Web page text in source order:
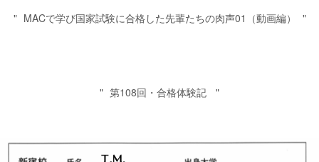
MACで学び国家試験に合格した先輩たちの肉声01（動画編）
第108回・合格体験記